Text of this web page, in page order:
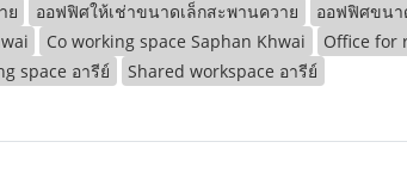
ย ออฟฟิศให้เช่าขนาดเล็กสะพานควาย ออฟฟิศขนา
Co working space Saphan Khwai Office for
space อารีย์ Shared workspace อารีย์